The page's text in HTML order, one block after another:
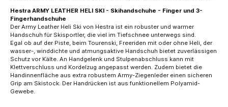
Hestra ARMY LEATHER HELI SKI - Skihandschuhe - Finger und 3-
Fingerhandschuhe
Der Army Leather Heli Ski von Hestra ist ein robuster und warmer
Handschuh für Skisportler, die viel im Tiefschnee unterwegs sind.
Egal ob auf der Piste, beim Tourenski, Freeriden mit oder ohne Heli, der
wasser-, winddichte und atmungsaktive Handschuh bietet zuverlässigen
Schutz vor Kälte. An Handgelenk und Stulpenabschluss kann mit
Klettverschluss und Kordelzug angepasst werden. Zudem bietet die
Handinnenfläche aus extra robustem Army-Ziegenleder einen sicheren
Grip am Skistock. Der Handrücken ist aus funktionellem Polyamid-
Gewebe.